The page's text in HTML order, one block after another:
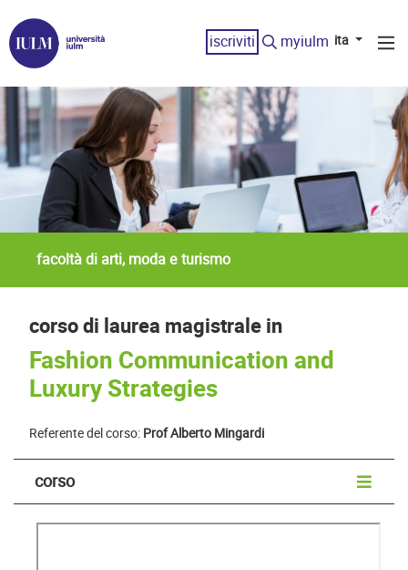
iscriviti myiulm ita
facoltà di arti, moda e turismo
corso di laurea magistrale in
Fashion Communication and
Luxury Strategies
Referente del corso: Prof Alberto Mingardi
corso